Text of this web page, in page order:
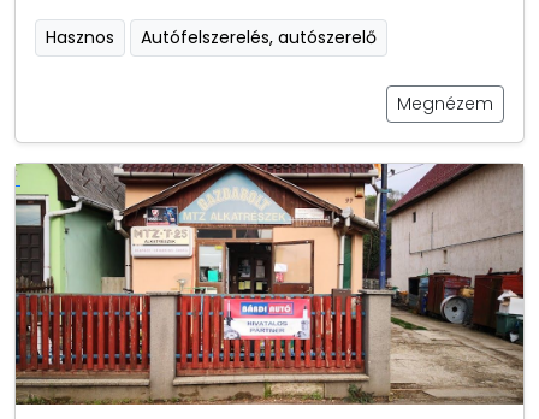
Hasznos Autófelszerelés, autószerelő
Megnézem